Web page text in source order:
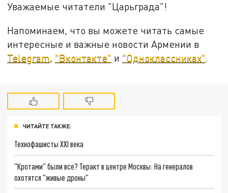
Уважаемые читатели "Царьграда"!
Напоминаем, что вы можете читать самые
интересные и важные новости Армении в
Telegram, "Вконтакте" и "Одноклассниках".
ЧИТАЙТЕ ТАКЖЕ:
Технофашисты XXI века
"Кротами" были все? Теракт в центре Москвы: На генералов
охотятся "живые дроны"